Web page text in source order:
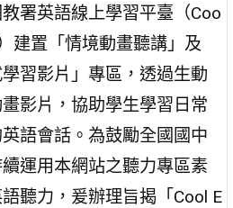
署英語線上學習平臺（Coo
建置「情境動畫聽講」及
學習影片」專區，透過生動
影片，協助學生學習日常
語會話。為鼓勵全國國中
運用本網站之聽力專區素
聽力，爰辦理旨揭「Cool E